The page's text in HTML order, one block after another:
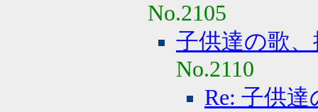
No.2105
子供達の歌
No.2110
Re: 子供